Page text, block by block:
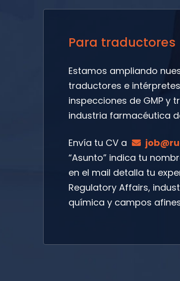
Para traductores
Estamos ampliando
traductores e
inspecciones de GMP y
industria farmacéutica
Envía tu CV a
“Asunto” indica tu
en el mail detalla tu
Regulatory Affairs,
química y campos